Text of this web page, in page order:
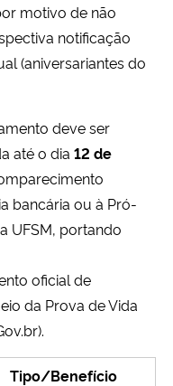
Humanos
motivo de não
notificação
(aniversariantes do
deve ser
até o dia 12 de
bancária ou à Pró-
UFSM, portando
oficial de
da Prova de Vida
Tipo/Benefício